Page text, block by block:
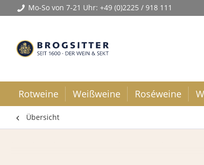
Mo-So von 7-21 Uhr: +49 (0)2225 / 918 111
Rotweine Weißweine Roséweine
Übersicht